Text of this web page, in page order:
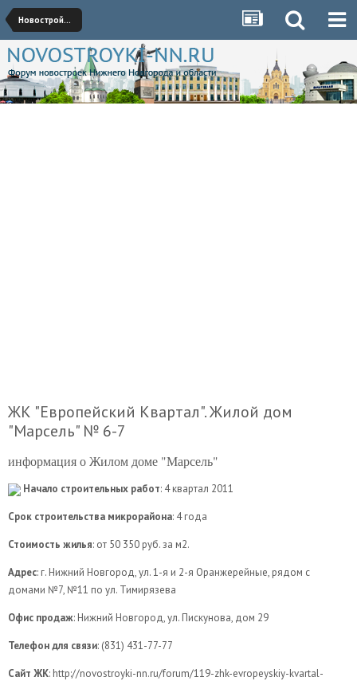
Новостройки Советского района
ЖК "Европейский Квартал". Жилой дом
"Марсель" № 6-7
информация о Жилом доме "Марсель"
Начало строительных работ: 4 квартал 2011
Срок строительства микрорайона: 4 года
Стоимость жилья: от 50 350 руб. за м2.
Адрес: г. Нижний Новгород, ул. 1-я и 2-я Оранжерейные, рядом с
домами №7, №11 по ул. Тимирязева
Офис продаж: Нижний Новгород, ул. Пискунова, дом 29
Телефон для связи: (831) 431-77-77
Сайт ЖК: http://novostroyki-nn.ru/forum/119-zhk-evropeyskiy-kvartal-